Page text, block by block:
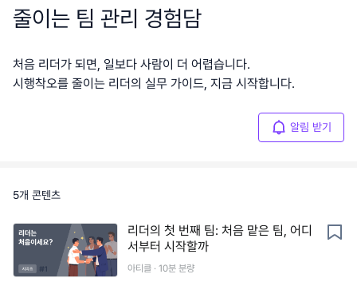
줄이는 팀 관리 경험담
처음 리더가 되면, 일보다 사람이 더 어렵습니다.
시행착오를 줄이는 리더의 실무 가이드, 지금 시작합니다.
알림 받기
5개 콘텐츠
리더의 첫 번째 팀: 처음 맡은 팀, 어디
서부터 시작할까
아티클 · 10분 분량